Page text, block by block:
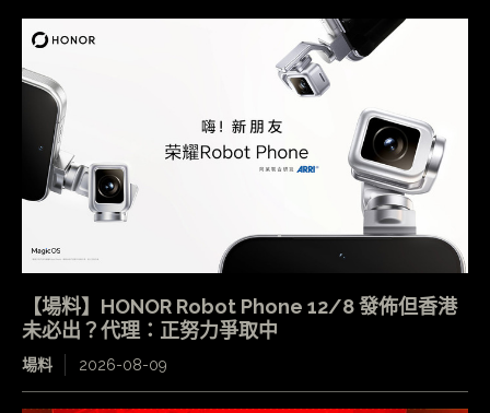
【場料】HONOR Robot Phone 12/8 發佈但香港
未必出？代理：正努力爭取中
場料 2026-08-09